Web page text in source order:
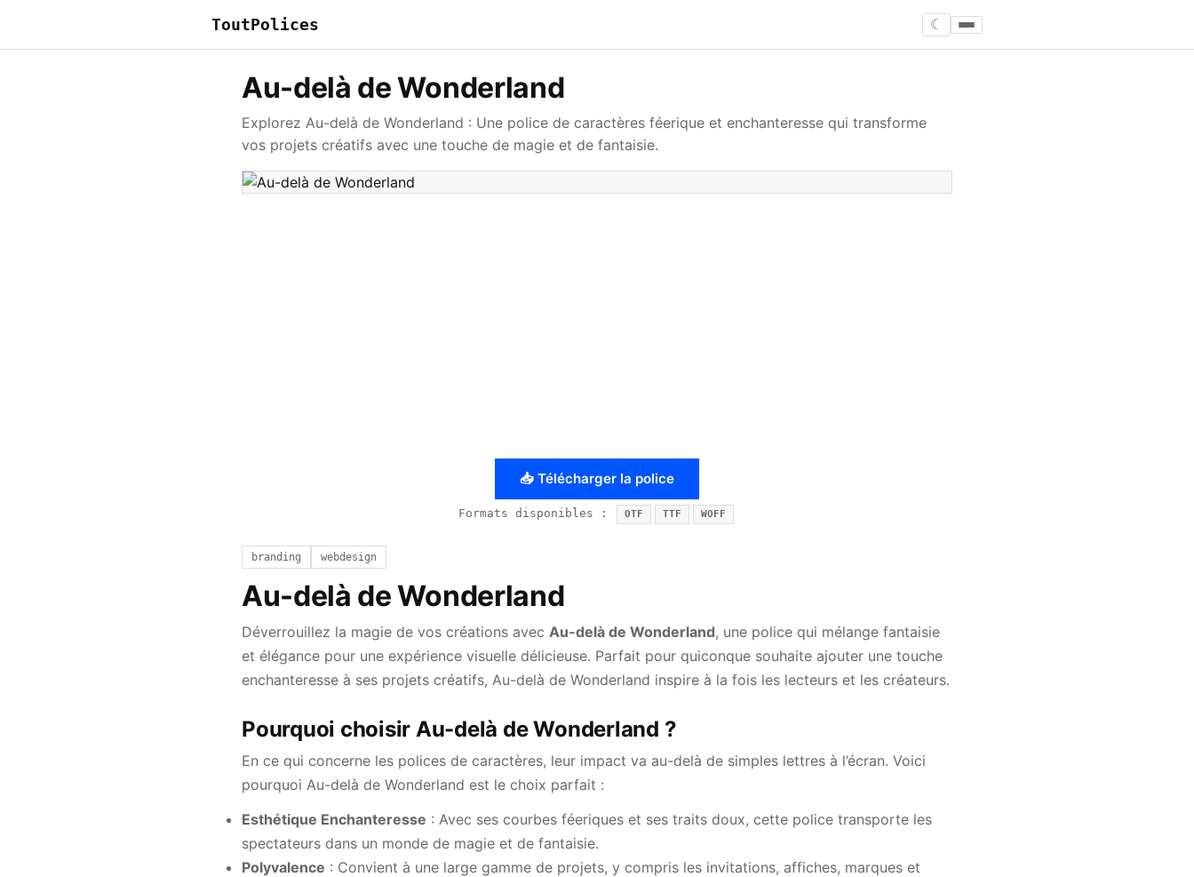
ToutPolices ☾
Au-delà de Wonderland
Explorez Au-delà de Wonderland : Une police de caractères féerique et enchanteresse qui transforme
vos projets créatifs avec une touche de magie et de fantaisie.
📥 Télécharger la police
Formats disponibles : OTF TTF WOFF
branding webdesign
Au-delà de Wonderland
Déverrouillez la magie de vos créations avec Au-delà de Wonderland, une police qui mélange fantaisie
et élégance pour une expérience visuelle délicieuse. Parfait pour quiconque souhaite ajouter une touche
enchanteresse à ses projets créatifs, Au-delà de Wonderland inspire à la fois les lecteurs et les créateurs.
Pourquoi choisir Au-delà de Wonderland ?
En ce qui concerne les polices de caractères, leur impact va au-delà de simples lettres à l’écran. Voici
pourquoi Au-delà de Wonderland est le choix parfait :
Esthétique Enchanteresse : Avec ses courbes féeriques et ses traits doux, cette police transporte les
spectateurs dans un monde de magie et de fantaisie.
Polyvalence : Convient à une large gamme de projets, y compris les invitations, affiches, marques et